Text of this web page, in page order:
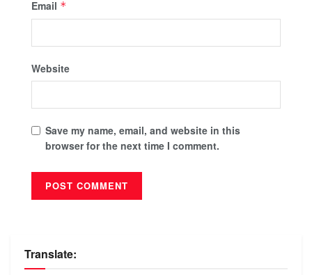
Email *
Website
Save my name, email, and website in this
browser for the next time I comment.
Translate: